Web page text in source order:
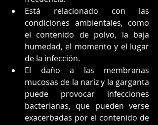
Está relacionado con las
condiciones ambientales, como
el contenido de polvo, la baja
humedad, el momento y el lugar
de la infección.
El daño a las membranas
mucosas de la nariz y la garganta
puede provocar infecciones
bacterianas, que pueden verse
exacerbadas por el contenido de